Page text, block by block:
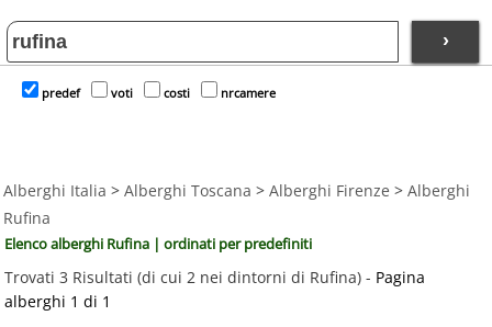
›
predef voti costi nrcamere
Alberghi Italia > Alberghi Toscana > Alberghi Firenze > Alberghi
Rufina
Elenco alberghi Rufina | ordinati per predefiniti
Trovati 3 Risultati (di cui 2 nei dintorni di Rufina) - Pagina
alberghi 1 di 1